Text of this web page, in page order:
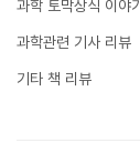
과학 토막상식 이야기
과학관련 기사 리뷰
기타 책 리뷰